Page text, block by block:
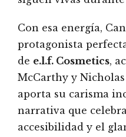
Con esa energía,
protagonista
de e.l.f. Cosmetics,
McCarthy y
aporta su carisma
narrativa que
accesibilidad y el